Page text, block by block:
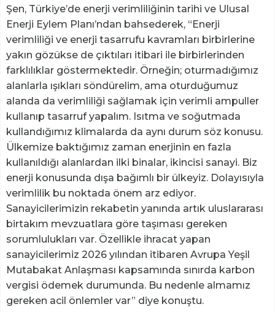
Şen, Türkiye’de enerji verimliliğinin tarihi ve Ulusal
Enerji Eylem Planı’ndan bahsederek, “Enerji
verimliliği ve enerji tasarrufu kavramları birbirlerine
yakın gözükse de çıktıları itibari ile birbirlerinden
farklılıklar göstermektedir. Örneğin; oturmadığımız
alanlarla ışıkları söndürelim, ama oturduğumuz
alanda da verimliliği sağlamak için verimli ampuller
kullanıp tasarruf yapalım. Isıtma ve soğutmada
kullandığımız klimalarda da aynı durum söz konusu.
Ülkemize baktığımız zaman enerjinin en fazla
kullanıldığı alanlardan ilki binalar, ikincisi sanayi. Biz
enerji konusunda dışa bağımlı bir ülkeyiz. Dolayısıyla
verimlilik bu noktada önem arz ediyor.
Sanayicilerimizin rekabetin yanında artık uluslararası
birtakım mevzuatlara göre taşıması gereken
sorumlulukları var. Özellikle ihracat yapan
sanayicilerimiz 2026 yılından itibaren Avrupa Yeşil
Mutabakat Anlaşması kapsamında sınırda karbon
vergisi ödemek durumunda. Bu nedenle almamız
gereken acil önlemler var” diye konuştu.